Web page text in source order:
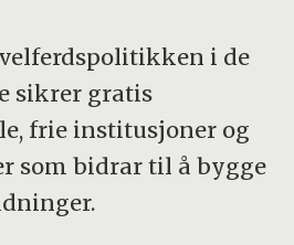
i de
sikrer gratis
frie institusjoner og
som bidrar til å bygge